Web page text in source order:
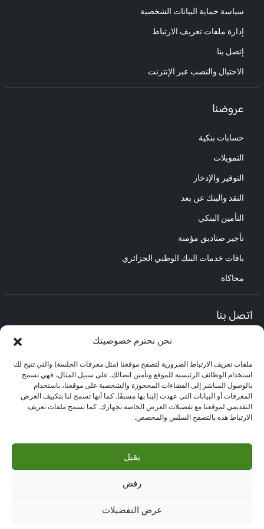
نحن نحترم خصوصيتك
ملفات تعريف الارتباط الضرورية لتصفح موقعنا (مثل معرفات الجلسة) والتي تتيح لك
استخدام الوظائف الرئيسية للموقع وتأمين اتصالك. على سبيل المثال، فهي تسمح
بالوصول المباشر إلى الفضاءات المحجوزة والشخصية على موقعنا، باستخدام
المعرفات أو البيانات التي عهدت إلينا بها مسبقًا. كما أنها تسمح لنا بتكييف العرض
التقديمي لموقعنا مع تفضيلات العرض الخاصة بجهازك. كما تسمح ملفات تعريف
الارتباط هذه بالتصفح السلس والمخصص.
يقبل
رفض
عرض التفضيلات
سياسة حماية البيانات الشخصية
إدارة ملفات تعريف الارتباط
إتصل بنا
الاحتيال والنصب عبر الإنترنت
عروضنا
حسابات بنكية
التمويلات
التوفير والإدخار
النقد والبنك عن بعد
التأمين البنكي
تأجير صناديق مؤمنة
باقات خدمات البنك الوطني الجزائري
محاكاة
اتصل بنا
مركز العلاقات مع الزبائن :
البريد الإلكتروني : CEC@bna.dz
العنوان : حي الأعمال باب الزوار.
الهاتف: 3306/0770.20.33.06
مركز الاتصال :3306
الاستضافة والتصميم بواسطة